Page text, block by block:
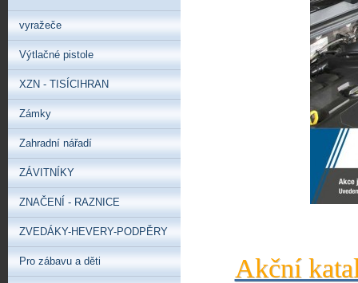
Akční
vyražeče
Výtlačné pistole
XZN - TISÍCIHRAN
Zámky
Zahradní nářadí
ZÁVITNÍKY
ZNAČENÍ - RAZNICE
ZVEDÁKY-HEVERY-PODPĚRY
Pro zábavu a děti